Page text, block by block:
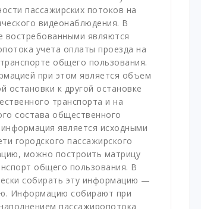
пассажирских потоков на
видеонаблюдения. В
востребованными являются
учета оплаты проезда на
общего пользования.
при этом является объем
остановки к другой остановке
транспорта и на
состава общественного
является исходными
городского пассажирского
можно построить матрицу
общего пользования. В
собирать эту информацию —
Информацию собирают при
пассажиропотока